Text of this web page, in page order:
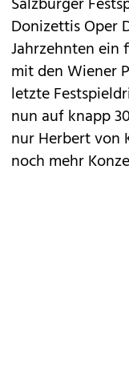
Donizettis Oper
Jahrzehnten ein
mit den Wiener
letzte
nun auf knapp
nur Herbert von
noch mehr